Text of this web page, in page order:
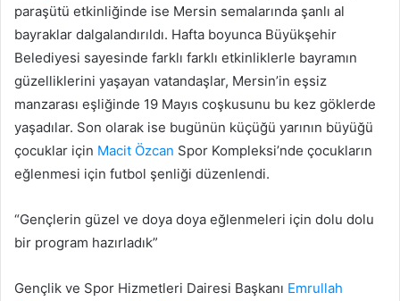
paraşütü etkinliğinde ise Mersin semalarında şanlı al
bayraklar dalgalandırıldı. Hafta boyunca Büyükşehir
Belediyesi sayesinde farklı farklı etkinliklerle bayramın
güzelliklerini yaşayan vatandaşlar, Mersin’in eşsiz
manzarası eşliğinde 19 Mayıs coşkusunu bu kez göklerde
yaşadılar. Son olarak ise bugünün küçüğü yarının büyüğü
çocuklar için Macit Özcan Spor Kompleksi’nde çocukların
eğlenmesi için futbol şenliği düzenlendi.
“Gençlerin güzel ve doya doya eğlenmeleri için dolu dolu
bir program hazırladık”
Gençlik ve Spor Hizmetleri Dairesi Başkanı Emrullah